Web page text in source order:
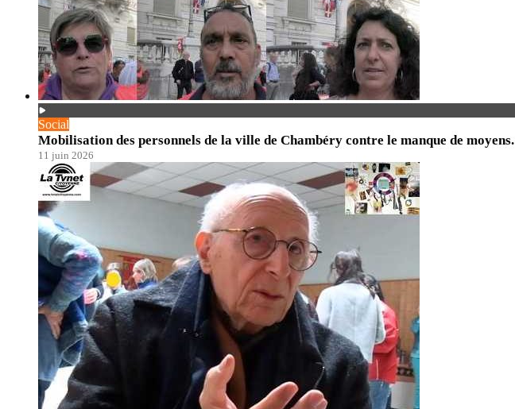
Social
Mobilisation des personnels de la ville de Chambéry contre le manque de moyens.
11 juin 2026